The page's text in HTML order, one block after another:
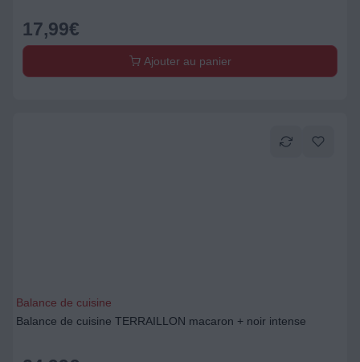
17,99€
Ajouter au panier
Balance de cuisine
Balance de cuisine TERRAILLON macaron + noir intense